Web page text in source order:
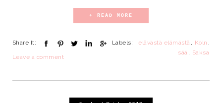
+ READ MORE
Share It:
Leave a comment
Labels: elävästä elämästä , Köln ,
sää , Saksa